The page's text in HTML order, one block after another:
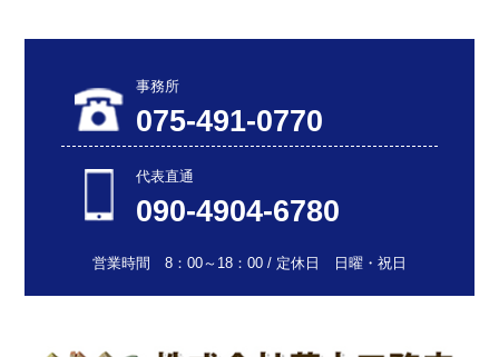
075-491-0770
事務所
090-4904-6780
代表直通
営業時間 8：00～18：00 / 定休日 日曜・祝日